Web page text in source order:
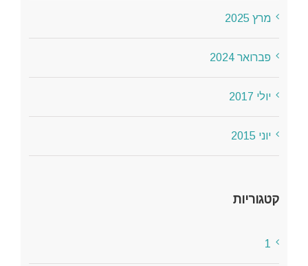
מרץ 2025
פברואר 2024
יולי 2017
יוני 2015
קטגוריות
1